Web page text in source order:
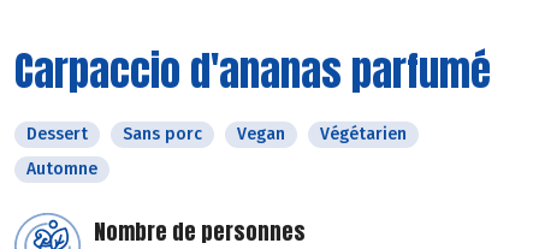
Carpaccio d'ananas parfumé
Dessert Sans porc Vegan
Végétarien
Automne
Nombre de personnes